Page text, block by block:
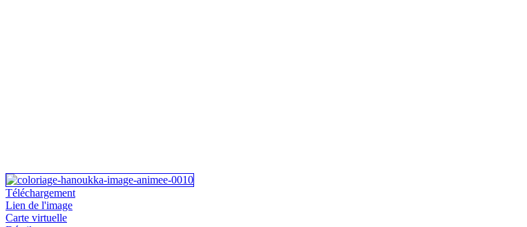
Téléchargement
Lien de l'image
Carte virtuelle